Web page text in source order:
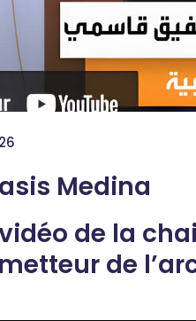
Medina
de la
de